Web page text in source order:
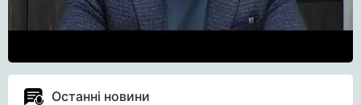
Останні новини